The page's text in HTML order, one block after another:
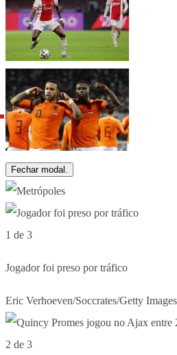
Fechar modal.
1 de 3
Jogador foi preso por tráfico
Eric Verhoeven/Soccrates/Getty Images
2 de 3